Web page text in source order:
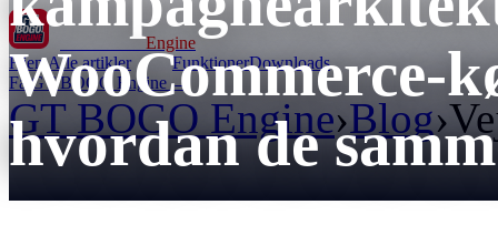
GT BOGOEngine
HjemAlle artikler FunktionerDownloads
Få GT BOGO Engine →
GT BOGO Engine›Blog›
WooCommerce-
hvordan de